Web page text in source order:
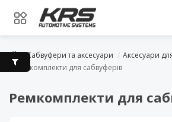
Сабвуфери та аксесуари
Аксесуари
Ремкомплекти для сабвуферів
Ремкомплекти для